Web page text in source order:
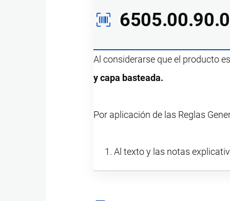
Al considerarse que el producto
y capa basteada.
Por aplicación de las Reglas
Al texto y las notas